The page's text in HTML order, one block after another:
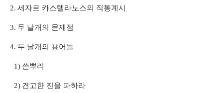
2. 세자르 카스텔라노스의 직통계시
3. 두 날개의 문제점
4. 두 날개의 용어들
1) 쓴뿌리
2) 견고한 진을 파하라